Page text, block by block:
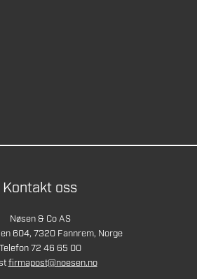
Kontakt oss
Nøsen & Co AS
604, 7320 Fannrem, Norge
Telefon 72 46 65 00
firmapost@noesen.no